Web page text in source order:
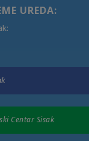
UREDA:
Centar Sisak